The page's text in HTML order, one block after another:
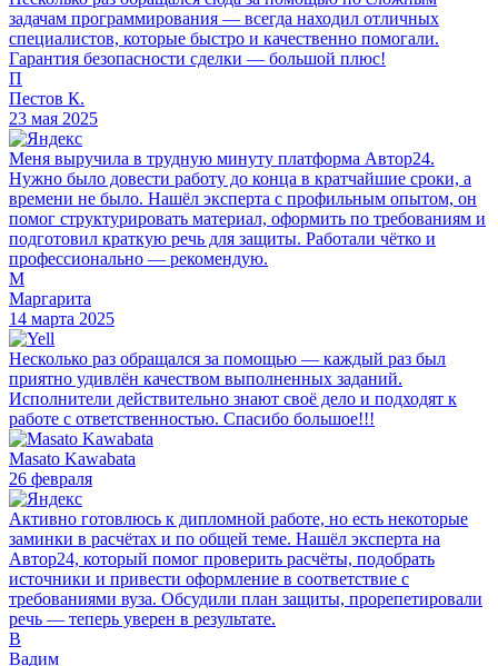
задачам программирования — всегда находил отличных
специалистов, которые быстро и качественно помогали.
Гарантия безопасности сделки — большой плюс!
П
Пестов К.
23 мая 2025
Меня выручила в трудную минуту платформа Автор24.
Нужно было довести работу до конца в кратчайшие сроки, а
времени не было. Нашёл эксперта с профильным опытом, он
помог структурировать материал, оформить по требованиям и
подготовил краткую речь для защиты. Работали чётко и
профессионально — рекомендую.
М
Маргарита
14 марта 2025
Несколько раз обращался за помощью — каждый раз был
приятно удивлён качеством выполненных заданий.
Исполнители действительно знают своё дело и подходят к
работе с ответственностью. Спасибо большое!!!
Masato Kawabata
26 февраля
Активно готовлюсь к дипломной работе, но есть некоторые
заминки в расчётах и по общей теме. Нашёл эксперта на
Автор24, который помог проверить расчёты, подобрать
источники и привести оформление в соответствие с
требованиями вуза. Обсудили план защиты, прорепетировали
речь — теперь уверен в результате.
В
Вадим